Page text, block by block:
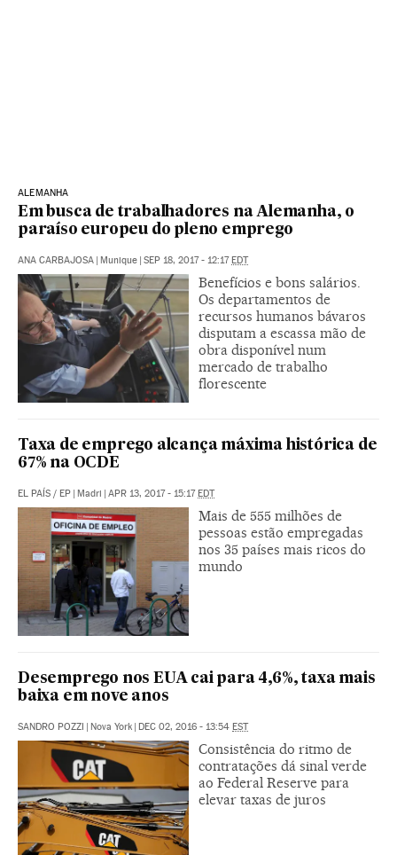
ALEMANHA
Em busca de trabalhadores na Alemanha, o
paraíso europeu do pleno emprego
ANA CARBAJOSA | Munique | SEP 18, 2017 - 12:17EDT
Benefícios e bons salários.
Os departamentos de
recursos humanos bávaros
disputam a escassa mão de
obra disponível num
mercado de trabalho
florescente
Taxa de emprego alcança máxima histórica de
67% na OCDE
EL PAÍS / EP | Madri | APR 13, 2017 - 15:17EDT
Mais de 555 milhões de
pessoas estão empregadas
nos 35 países mais ricos do
mundo
Desemprego nos EUA cai para 4,6%, taxa mais
baixa em nove anos
SANDRO POZZI | Nova York | DEC 02, 2016 - 13:54 EST
Consistência do ritmo de
contratações dá sinal verde
ao Federal Reserve para
elevar taxas de juros